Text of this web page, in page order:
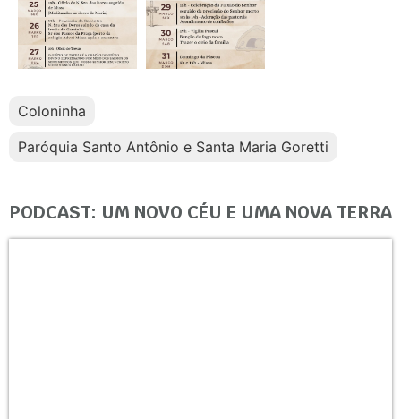
Coloninha
Paróquia Santo Antônio e Santa Maria Goretti
PODCAST: UM NOVO CÉU E UMA NOVA TERRA